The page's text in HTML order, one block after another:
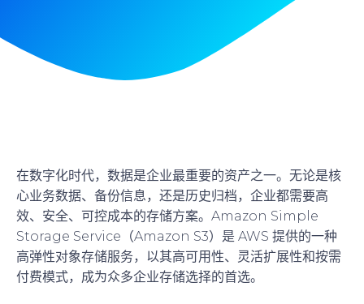
在数字化时代，数据是企业最重要的资产之一。无论是核
心业务数据、备份信息，还是历史归档，企业都需要高
效、安全、可控成本的存储方案。Amazon Simple
Storage Service（Amazon S3）是 AWS 提供的一种
高弹性对象存储服务，以其高可用性、灵活扩展性和按需
付费模式，成为众多企业存储选择的首选。